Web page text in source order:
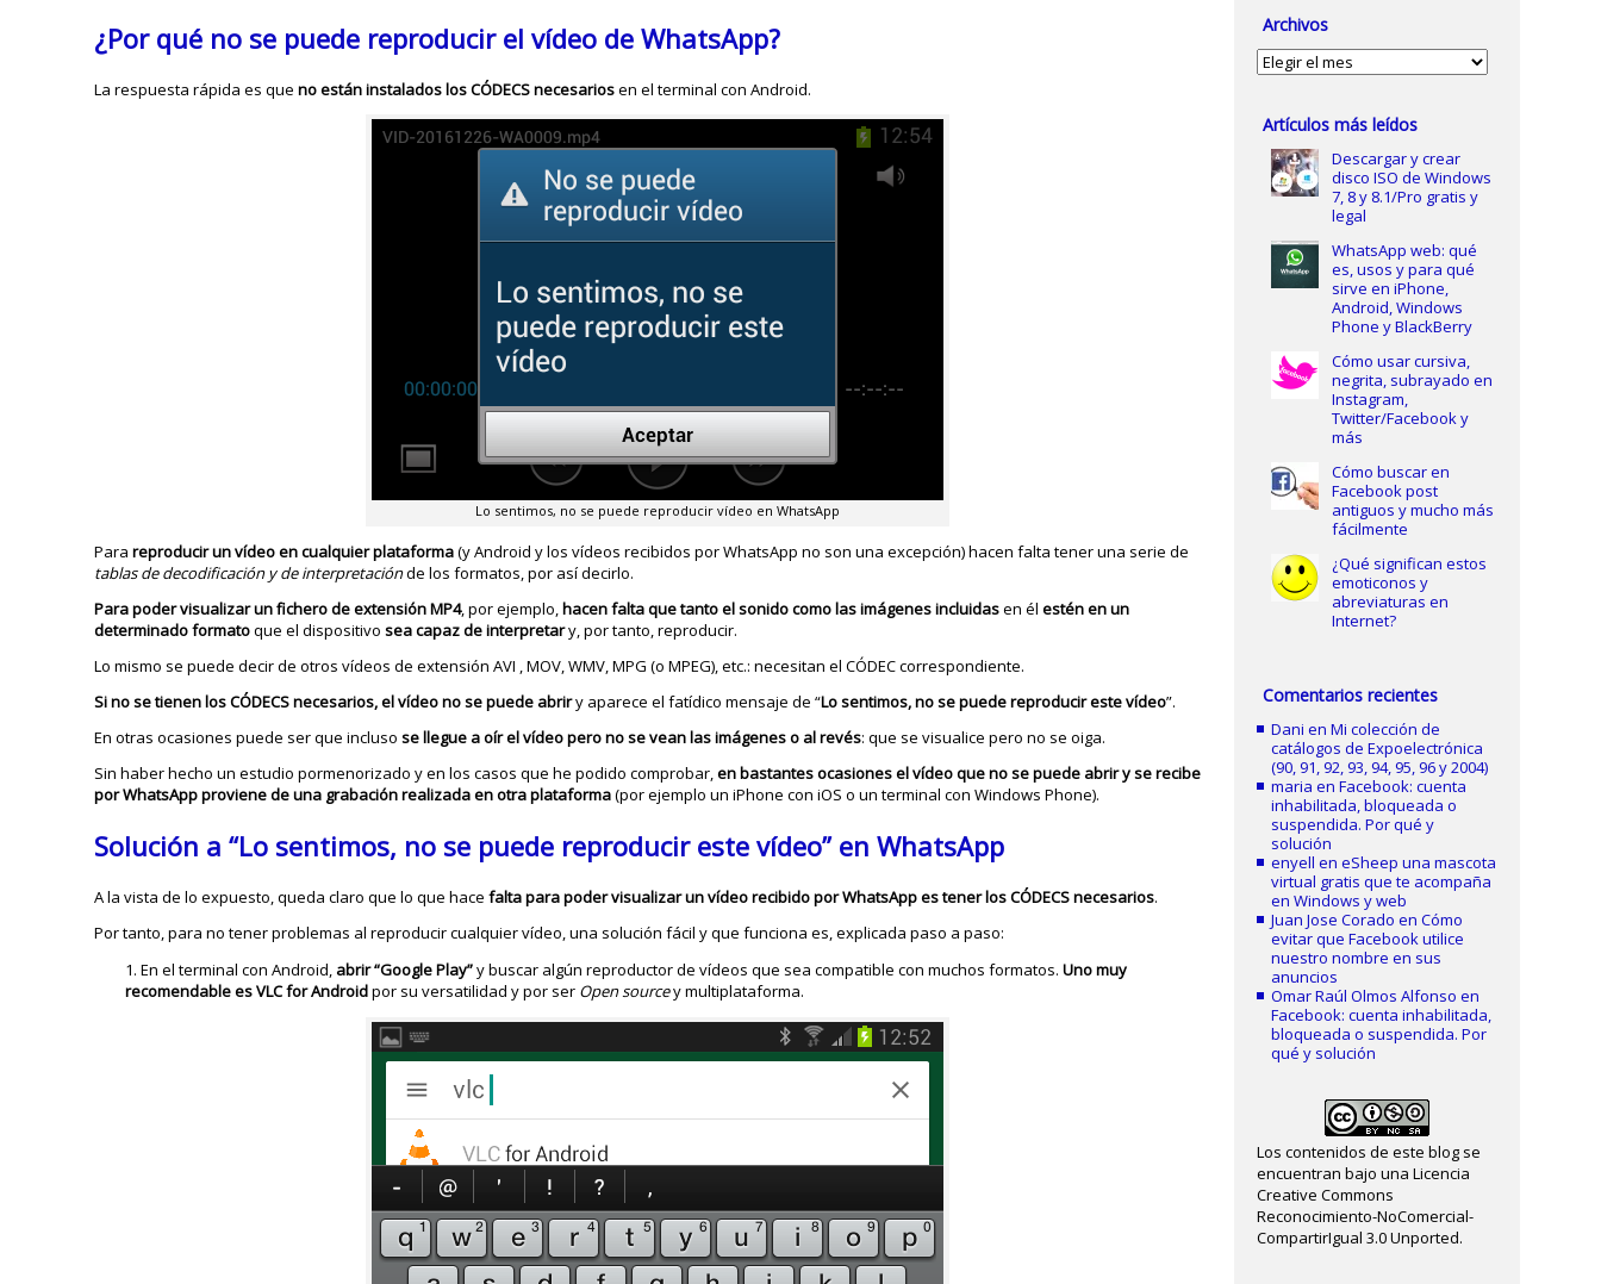
¿Por qué no se puede reproducir el vídeo de WhatsApp?
La respuesta rápida es queno están instalados los CÓDECS necesariosen el terminal con Android.
Lo sentimos, no se puede reproducir vídeo en WhatsApp
Parareproducir un vídeo en cualquier plataforma(y Android y los vídeos recibidos por WhatsApp no son una excepción) hacen falta tener una serie de
tablas de decodificación y de interpretaciónde los formatos, por así decirlo.
Para poder visualizar un fichero de extensión MP4, por ejemplo,hacen falta que tanto el sonido como las imágenes incluidasen élestén en un
determinado formatoque el dispositivosea capaz de interpretary, por tanto, reproducir.
Lo mismo se puede decir de otros vídeos de extensión AVI , MOV, WMV, MPG (o MPEG), etc.: necesitan el CÓDEC correspondiente.
Si no se tienen los CÓDECS necesarios, el vídeo no se puede abriry aparece el fatídico mensaje de “Lo sentimos, no se puede reproducir este vídeo”.
En otras ocasiones puede ser que inclusose llegue a oír el vídeo pero no se vean las imágenes o al revés: que se visualice pero no se oiga.
Sin haber hecho un estudio pormenorizado y en los casos que he podido comprobar,en bastantes ocasiones el vídeo que no se puede abrir y se recibe
por WhatsApp proviene de una grabación realizada en otra plataforma(por ejemplo un iPhone con iOS o un terminal con Windows Phone).
Solución a “Lo sentimos, no se puede reproducir este vídeo” en WhatsApp
A la vista de lo expuesto, queda claro que lo que hace falta para poder visualizar un vídeo recibido por WhatsApp es tener los CÓDECS necesarios.
Por tanto, para no tener problemas al reproducir cualquier vídeo, una solución fácil y que funciona es, explicada paso a paso:
En el terminal con Android, abrir “Google Play”y buscar algún reproductor de vídeos que sea compatible con muchos formatos.Uno muy
recomendablees VLC for Androidpor su versatilidad y por ser Open sourcey multiplataforma.
Archivos
Archivos
Artículos más leídos
Descargar y crear
disco ISO de Windows
7, 8 y 8.1/Pro gratis y
legal
WhatsApp web: qué
es, usos y para qué
sirve en iPhone,
Android, Windows
Phone y BlackBerry
Cómo usar cursiva,
negrita, subrayado en
Instagram,
Twitter/Facebook y
más
Cómo buscar en
Facebook post
antiguos y mucho más
fácilmente
¿Qué significan estos
emoticonos y
abreviaturas en
Internet?
Comentarios recientes
Dani enMi colección de
catálogos de Expoelectrónica
(90, 91, 92, 93, 94, 95, 96 y 2004)
maria enFacebook: cuenta
inhabilitada, bloqueada o
suspendida. Por qué y
solución
enyell eneSheep una mascota
virtual gratis que te acompaña
en Windows y web
Juan Jose Corado enCómo
evitar que Facebook utilice
nuestro nombre en sus
anuncios
Omar Raúl Olmos Alfonso en
Facebook: cuenta inhabilitada,
bloqueada o suspendida. Por
qué y solución
Los contenidos de este blog se
encuentran bajo una Licencia
Creative Commons
Reconocimiento-NoComercial-
CompartirIgual 3.0 Unported.